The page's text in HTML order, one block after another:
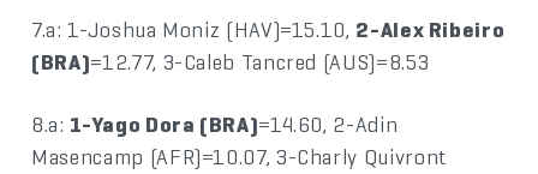
7.a: 1-Joshua Moniz (HAV)=15.10, 2-Alex Ribeiro
(BRA)=12.77, 3-Caleb Tancred (AUS)=8.53
8.a: 1-Yago Dora (BRA)=14.60, 2-Adin
Masencamp (AFR)=10.07, 3-Charly Quivront